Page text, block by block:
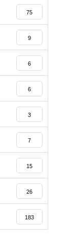
75
9
6
6
3
7
15
26
183